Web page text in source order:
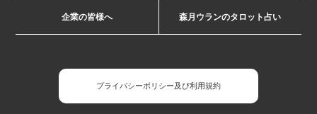
企業の皆様へ 森月ウランのタロット占い
プライバシーポリシー及び利用規約